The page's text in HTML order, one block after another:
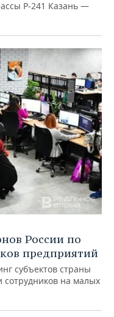
Р‑241 Казань —
России по
предприятий
субъектов страны
сотрудников на малых